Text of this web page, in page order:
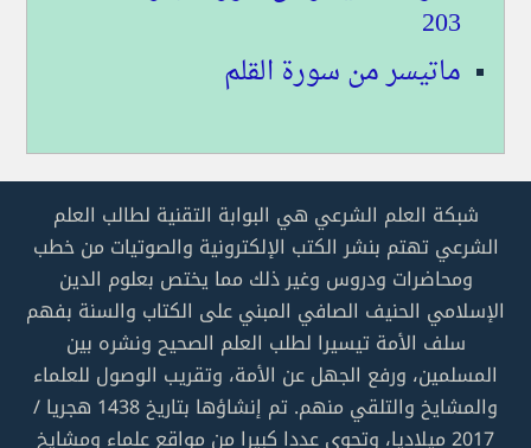
203
ماتيسر من سورة القلم
شبكة العلم الشرعي هي البوابة التقنية لطالب العلم
الشرعي تهتم بنشر الكتب الإلكترونية والصوتيات من خطب
ومحاضرات ودروس وغير ذلك مما يختص بعلوم الدين
الإسلامي الحنيف الصافي المبني على الكتاب والسنة بفهم
سلف الأمة تيسيرا لطلب العلم الصحيح ونشره بين
المسلمين، ورفع الجهل عن الأمة، وتقريب الوصول للعلماء
والمشايخ والتلقي منهم. تم إنشاؤها بتاريخ 1438 هجريا /
2017 ميلاديا، وتحوي عددا كبيرا من مواقع علماء ومشايخ